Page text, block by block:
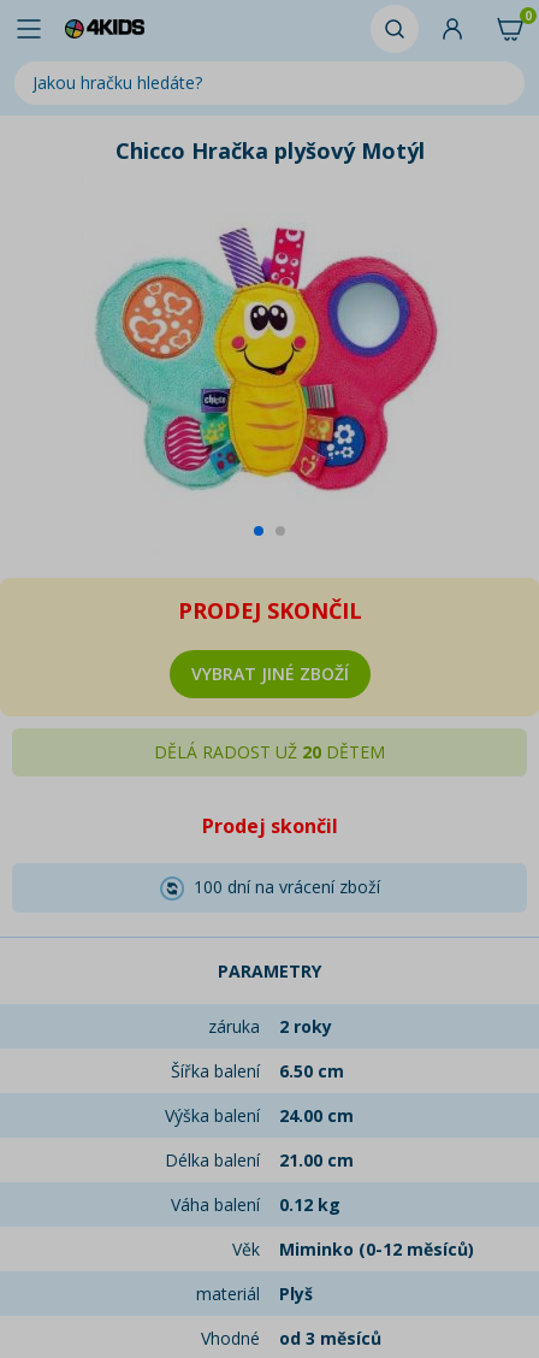
0
Chicco Hračka plyšový Motýl
PRODEJ SKONČIL
VYBRAT JINÉ ZBOŽÍ
DĚLÁ RADOST UŽ 20 DĚTEM
Prodej skončil
100 dní na vrácení zboží
PARAMETRY
záruka
2 roky
Šířka balení
6.50 cm
Výška balení
24.00 cm
Délka balení
21.00 cm
Váha balení
0.12 kg
Věk
Miminko (0-12 měsíců)
materiál
Plyš
Vhodné
od 3 měsíců